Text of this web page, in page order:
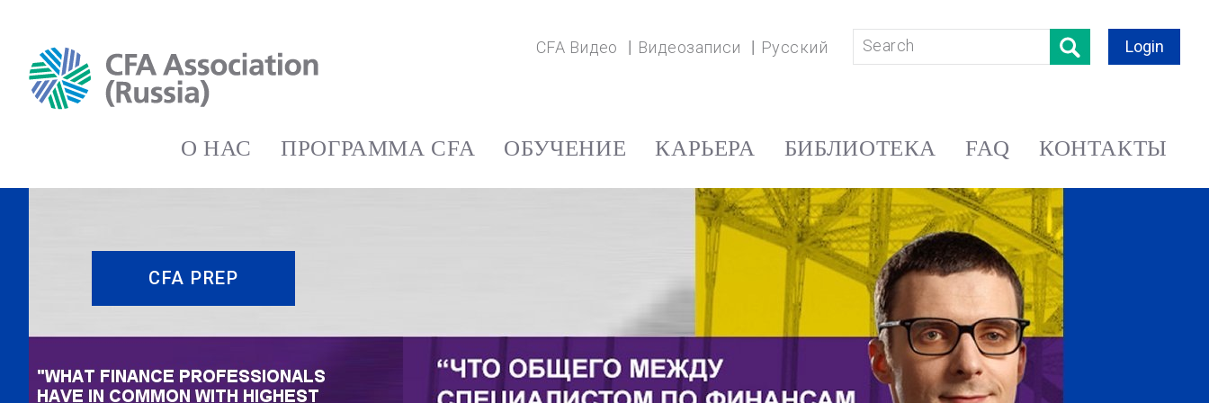
CFA Видео Видеозаписи Русский Login
О НАС ПРОГРАММА CFA ОБУЧЕНИЕ КАРЬЕРА БИБЛИОТЕКА FAQ КОНТАКТЫ
CFA PREP